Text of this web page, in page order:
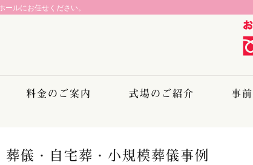
ルにお任せください。
料金のご案内 式場のご紹介 事
儀・自宅葬・小規模葬儀事例